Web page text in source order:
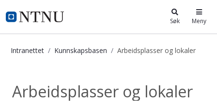
i.ntnu.no Søk Meny
Intranettet Kunnskapsbasen Arbeidsplasser og lokaler
Arbeidsplasser og lokaler